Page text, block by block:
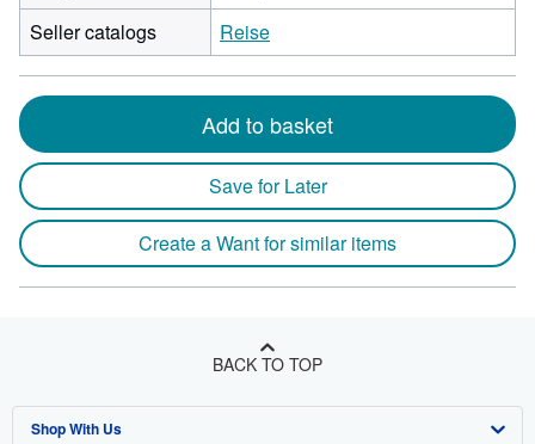
Seller catalogs
Reise
Add to basket
Save for Later
Create a Want for similar items
BACK TO TOP
Shop With Us